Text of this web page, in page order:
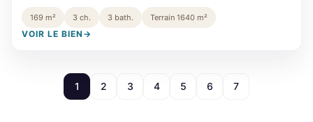
169 m² 3 ch. 3 bath. Terrain 1640 m²
VOIR LE BIEN →
1 2 3 4 5 6 7